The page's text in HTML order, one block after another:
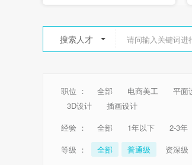
海报设计
搜索人才
职位 ： 全部 电商美工 平面
3D设计
插画设计
经验 ：
全部 1年以下 2-3年
等级 ：
全部 普通级 资深级